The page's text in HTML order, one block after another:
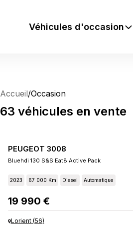
Véhicules d'occasion
Accueil/Occasion
63 véhicules en vente
PEUGEOT 3008
Bluehdi 130 S&s Eat8 Active Pack
2023 67 000 Km Diesel Automatique
19 990 €
Lorient(56)